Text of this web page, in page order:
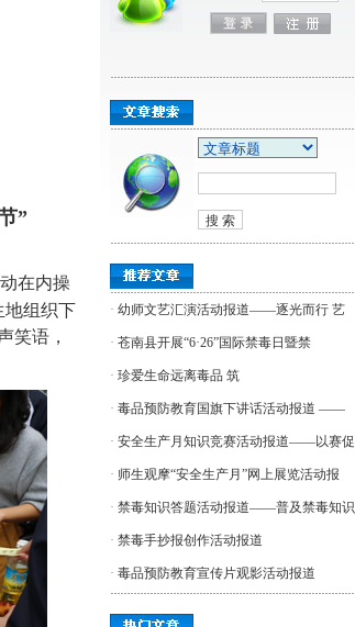
”
在内操
地组织下
笑语，
· 幼师文艺汇演活动报道——逐光而行 艺
· 苍南县开展“6·26”国际禁毒日暨禁
· ​珍爱生命远离毒品 筑
· 毒品预防教育国旗下讲话活动报道 ——
· 安全生产月知识竞赛活动报道——以赛促
· 师生观摩“安全生产月”网上展览活动报
· 禁毒知识答题活动报道——普及禁毒知识
· 禁毒手抄报创作活动报道
· 毒品预防教育宣传片观影活动报道